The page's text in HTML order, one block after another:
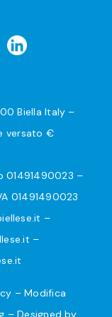
Biella Italy –
versato €
01491490023 –
01491490023
–
–
–Modifica
– Designed by